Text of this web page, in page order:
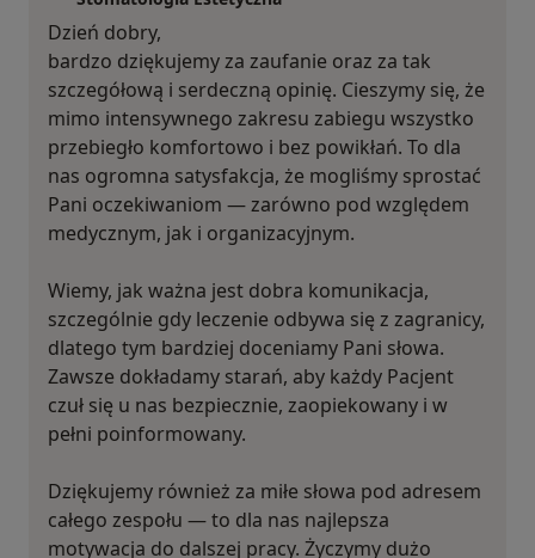
Dzień dobry,
bardzo dziękujemy za zaufanie oraz za tak
szczegółową i serdeczną opinię. Cieszymy się, że
mimo intensywnego zakresu zabiegu wszystko
przebiegło komfortowo i bez powikłań. To dla
nas ogromna satysfakcja, że mogliśmy sprostać
Pani oczekiwaniom — zarówno pod względem
medycznym, jak i organizacyjnym.
Wiemy, jak ważna jest dobra komunikacja,
szczególnie gdy leczenie odbywa się z zagranicy,
dlatego tym bardziej doceniamy Pani słowa.
Zawsze dokładamy starań, aby każdy Pacjent
czuł się u nas bezpiecznie, zaopiekowany i w
pełni poinformowany.
Dziękujemy również za miłe słowa pod adresem
całego zespołu — to dla nas najlepsza
motywacja do dalszej pracy. Życzymy dużo